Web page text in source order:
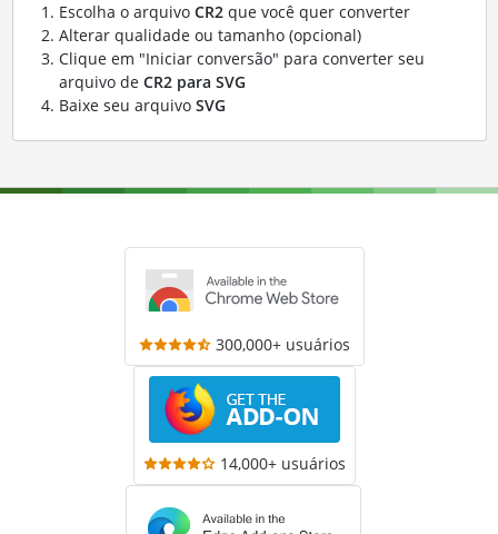
Escolha o arquivo CR2que você quer converter
Alterar qualidade ou tamanho (opcional)
Clique em "Iniciar conversão" para converter seu
arquivo de CR2 para SVG
Baixe seu arquivo SVG
300,000+ usuários
14,000+ usuários